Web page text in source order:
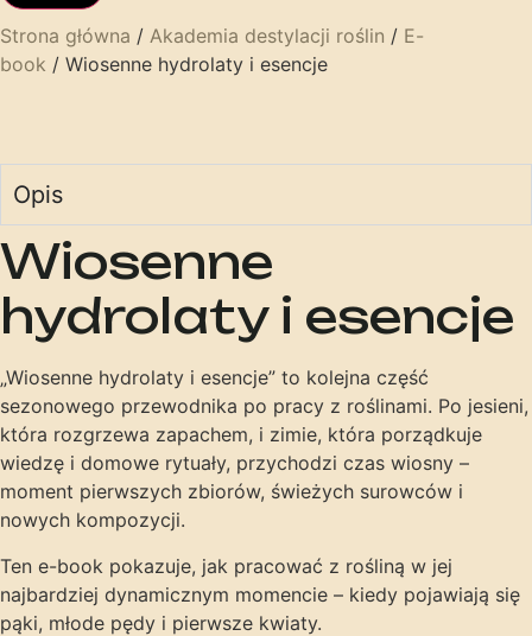
Strona główna / Akademia destylacji roślin / E-
book / Wiosenne hydrolaty i esencje
Opis
Wiosenne
hydrolaty i esencje
„Wiosenne hydrolaty i esencje” to kolejna część
sezonowego przewodnika po pracy z roślinami. Po jesieni,
która rozgrzewa zapachem, i zimie, która porządkuje
wiedzę i domowe rytuały, przychodzi czas wiosny –
moment pierwszych zbiorów, świeżych surowców i
nowych kompozycji.
Ten e-book pokazuje, jak pracować z rośliną w jej
najbardziej dynamicznym momencie – kiedy pojawiają się
pąki, młode pędy i pierwsze kwiaty.